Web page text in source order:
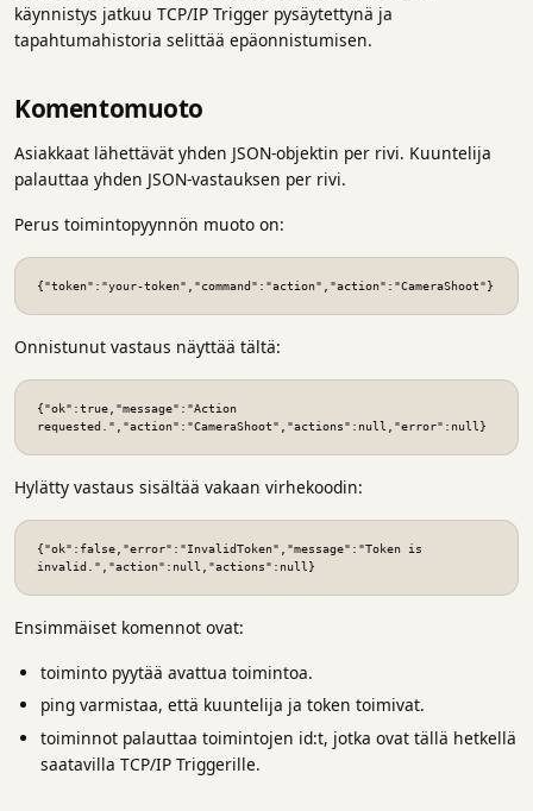
käynnistys jatkuu TCP/IP Trigger pysäytettynä ja
tapahtumahistoria selittää epäonnistumisen.
Komentomuoto
Asiakkaat lähettävät yhden JSON-objektin per rivi. Kuuntelija
palauttaa yhden JSON-vastauksen per rivi.
Perus toimintopyynnön muoto on:
{"token":"your-token","command":"action","action":"CameraShoot"}
Onnistunut vastaus näyttää tältä:
{"ok":true,"message":"Action
requested.","action":"CameraShoot","actions":null,"error":null}
Hylätty vastaus sisältää vakaan virhekoodin:
{"ok":false,"error":"InvalidToken","message":"Token is
invalid.","action":null,"actions":null}
Ensimmäiset komennot ovat:
toiminto pyytää avattua toimintoa.
ping varmistaa, että kuuntelija ja token toimivat.
toiminnot palauttaa toimintojen id:t, jotka ovat tällä hetkellä
saatavilla TCP/IP Triggerille.